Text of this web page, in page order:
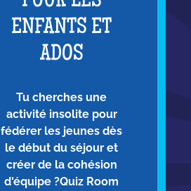
ENFANTS ET
ADOS
Tu cherches une
activité insolite pour
fédérer les jeunes dès
le début du séjour et
créer de la cohésion
d'équipe ?Quiz Room